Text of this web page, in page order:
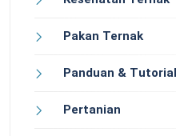
Pakan Ternak
Panduan & Tutorial
Pertanian